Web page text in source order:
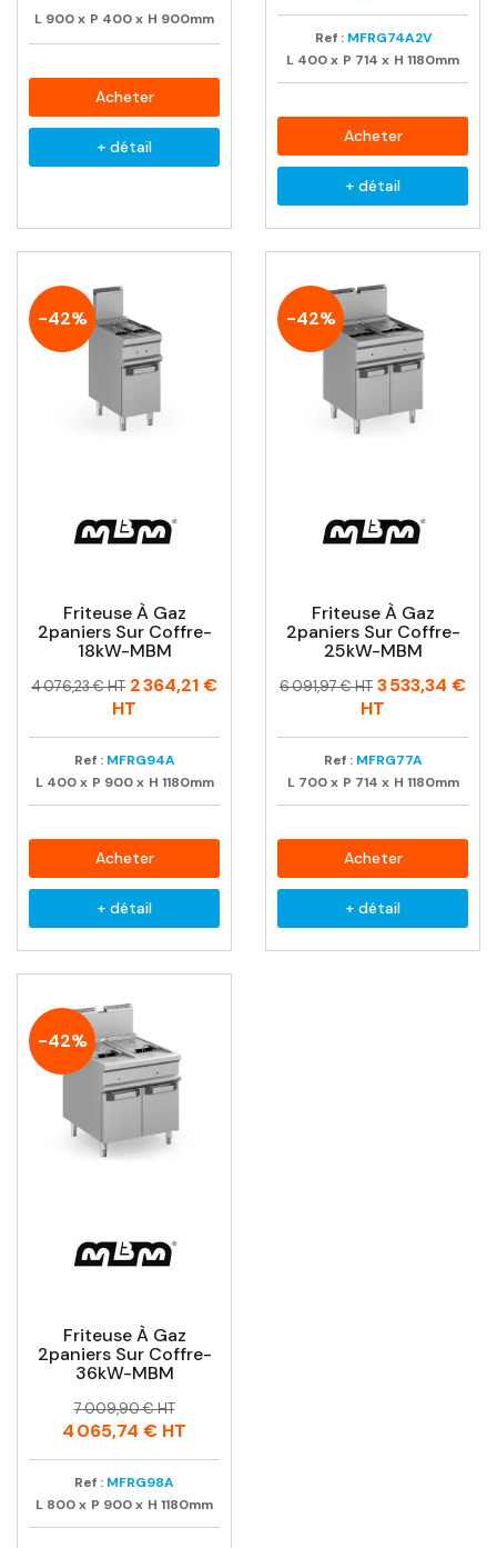
L 900x P 400x H 900mm
Acheter
+ détail
Ref : MFRG74A2V
L 400x P 714 x H 1180mm
Acheter
+ détail
-42%
Friteuse À Gaz
2paniers Sur Coffre-
18kW-MBM
Prix
Prix
4 076,23 € HT 2 364,21 €
HT
Ref : MFRG94A
L 400 x P 900 x H 1180mm
Acheter
+ détail
-42%
Friteuse À Gaz
2paniers Sur Coffre-
25kW-MBM
Prix
Prix
6 091,97 € HT 3 533,34 €
HT
Ref : MFRG77A
L 700 x P 714 x H 1180mm
Acheter
+ détail
-42%
Friteuse À Gaz
2paniers Sur Coffre-
36kW-MBM
Prix
Prix
habituel
7 009,90 € HT
4 065,74 € HT
Ref : MFRG98A
L 800x P 900x H 1180mm